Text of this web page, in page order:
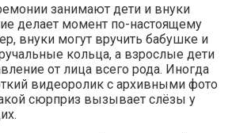
занимают дети и внуки
делает момент по-настоящему
внуки могут вручить бабушке и
кольца, а взрослые дети
от лица всего рода. Иногда
видеоролик с архивными фото
сюрприз вызывает слёзы у